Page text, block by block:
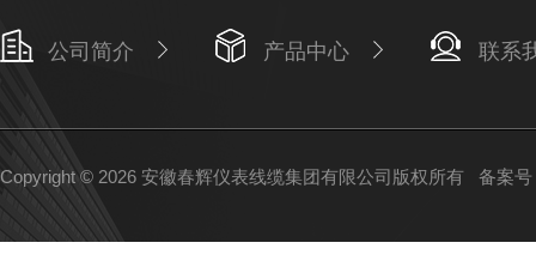
公司简介 产品中心 联系
Copyright © 2026 安徽春辉仪表线缆集团有限公司版权所有 备案号